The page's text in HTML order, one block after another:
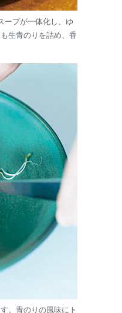
ープが一体化し、ゆ
生青のりを詰め、香
。青のりの風味にト